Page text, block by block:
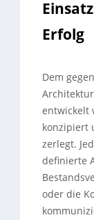
Erfolg
Dem
entwickelt
konzipiert
zerlegt.
definierte
oder die